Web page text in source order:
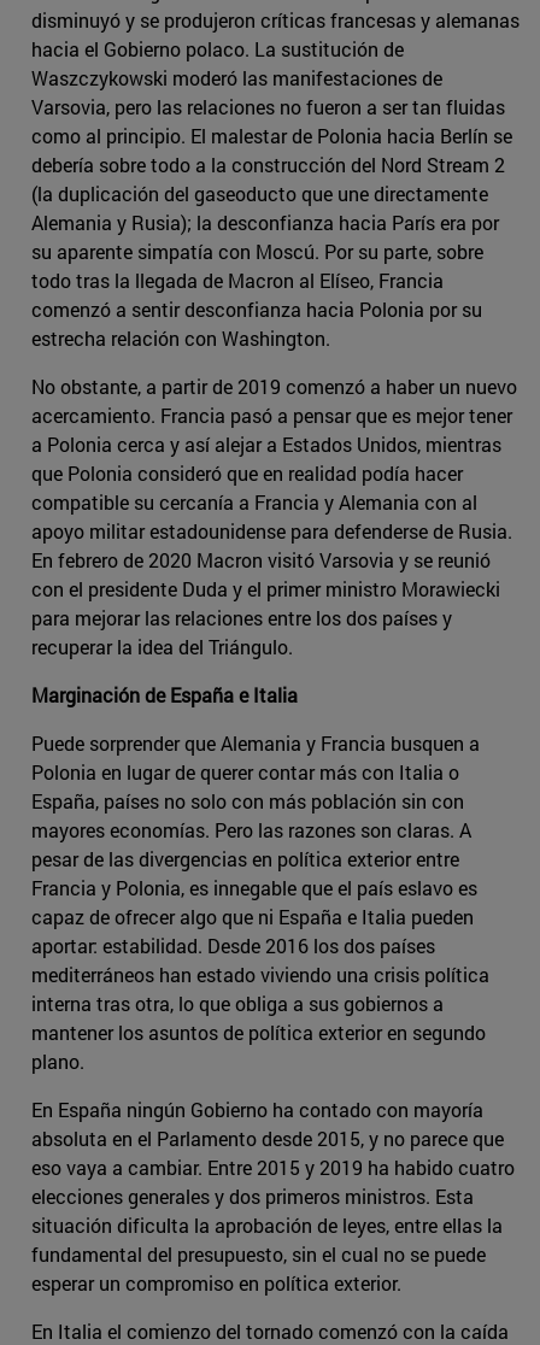
disminuyó y se produjeron críticas francesas y alemanas
hacia el Gobierno polaco. La sustitución de
Waszczykowski moderó las manifestaciones de
Varsovia, pero las relaciones no fueron a ser tan fluidas
como al principio. El malestar de Polonia hacia Berlín se
debería sobre todo a la construcción del Nord Stream 2
(la duplicación del gaseoducto que une directamente
Alemania y Rusia); la desconfianza hacia París era por
su aparente simpatía con Moscú. Por su parte, sobre
todo tras la llegada de Macron al Elíseo, Francia
comenzó a sentir desconfianza hacia Polonia por su
estrecha relación con Washington.
No obstante, a partir de 2019 comenzó a haber un nuevo
acercamiento. Francia pasó a pensar que es mejor tener
a Polonia cerca y así alejar a Estados Unidos, mientras
que Polonia consideró que en realidad podía hacer
compatible su cercanía a Francia y Alemania con al
apoyo militar estadounidense para defenderse de Rusia.
En febrero de 2020 Macron visitó Varsovia y se reunió
con el presidente Duda y el primer ministro Morawiecki
para mejorar las relaciones entre los dos países y
recuperar la idea del Triángulo.
Marginación de España e Italia
Puede sorprender que Alemania y Francia busquen a
Polonia en lugar de querer contar más con Italia o
España, países no solo con más población sin con
mayores economías. Pero las razones son claras. A
pesar de las divergencias en política exterior entre
Francia y Polonia, es innegable que el país eslavo es
capaz de ofrecer algo que ni España e Italia pueden
aportar: estabilidad. Desde 2016 los dos países
mediterráneos han estado viviendo una crisis política
interna tras otra, lo que obliga a sus gobiernos a
mantener los asuntos de política exterior en segundo
plano.
En España ningún Gobierno ha contado con mayoría
absoluta en el Parlamento desde 2015, y no parece que
eso vaya a cambiar. Entre 2015 y 2019 ha habido cuatro
elecciones generales y dos primeros ministros. Esta
situación dificulta la aprobación de leyes, entre ellas la
fundamental del presupuesto, sin el cual no se puede
esperar un compromiso en política exterior.
En Italia el comienzo del tornado comenzó con la caída